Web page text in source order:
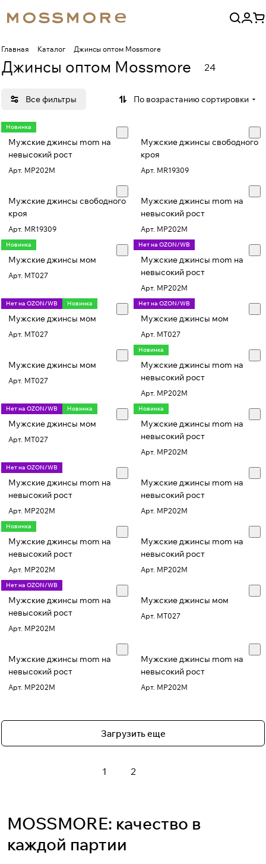
Главная Каталог Джинсы оптом Mossmore
Джинсы оптом Mossmore 24
Все фильтры По возрастанию сортировки
Новинка
Мужские джинсы mom на
невысокий рост
Арт. MP202M
Мужские джинсы свободного
кроя
Арт. MR19309
Мужские джинсы свободного
кроя
Арт. MR19309
Мужские джинсы mom на
невысокий рост
Арт. MP202M
Новинка
Мужские джинсы мом
Арт. MT027
Нет на OZON/WB
Мужские джинсы mom на
невысокий рост
Арт. MP202M
Нет на OZON/WB Новинка
Мужские джинсы мом
Арт. MT027
Нет на OZON/WB
Мужские джинсы мом
Арт. MT027
Мужские джинсы мом
Арт. MT027
Новинка
Мужские джинсы mom на
невысокий рост
Арт. MP202M
Нет на OZON/WB Новинка
Мужские джинсы мом
Арт. MT027
Новинка
Мужские джинсы mom на
невысокий рост
Арт. MP202M
Нет на OZON/WB
Мужские джинсы mom на
невысокий рост
Арт. MP202M
Мужские джинсы mom на
невысокий рост
Арт. MP202M
Новинка
Мужские джинсы mom на
невысокий рост
Арт. MP202M
Мужские джинсы mom на
невысокий рост
Арт. MP202M
Нет на OZON/WB
Мужские джинсы mom на
невысокий рост
Арт. MP202M
Мужские джинсы мом
Арт. MT027
Мужские джинсы mom на
невысокий рост
Арт. MP202M
Мужские джинсы mom на
невысокий рост
Арт. MP202M
Загрузить еще
1 2
MOSSMORE: качество в
каждой партии